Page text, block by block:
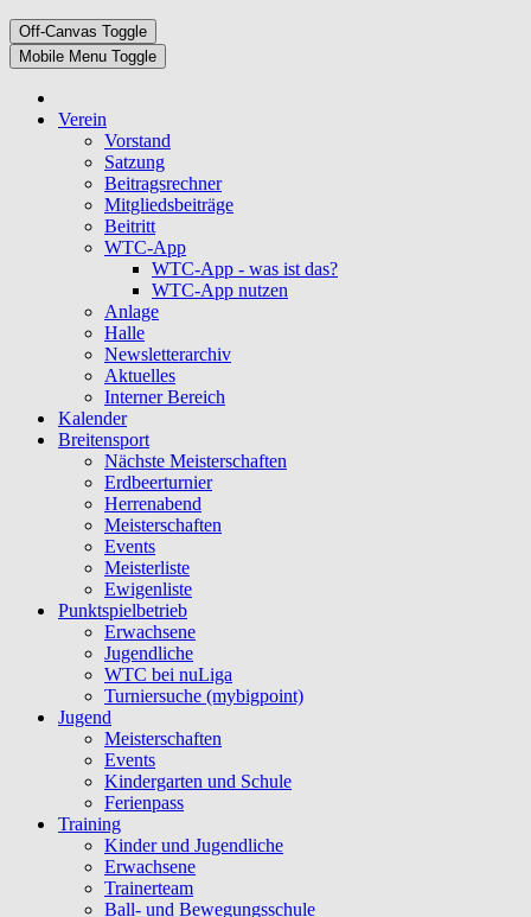
Off-Canvas Toggle
Mobile Menu Toggle
Verein
Vorstand
Satzung
Beitragsrechner
Mitgliedsbeiträge
Beitritt
WTC-App
WTC-App - was ist das?
WTC-App nutzen
Anlage
Halle
Newsletterarchiv
Aktuelles
Interner Bereich
Kalender
Breitensport
Nächste Meisterschaften
Erdbeerturnier
Herrenabend
Meisterschaften
Events
Meisterliste
Ewigenliste
Punktspielbetrieb
Erwachsene
Jugendliche
WTC bei nuLiga
Turniersuche (mybigpoint)
Jugend
Meisterschaften
Events
Kindergarten und Schule
Ferienpass
Training
Kinder und Jugendliche
Erwachsene
Trainerteam
Ball- und Bewegungsschule